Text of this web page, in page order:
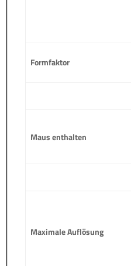
Formfaktor
Maus enthalten
Maximale Auflösung